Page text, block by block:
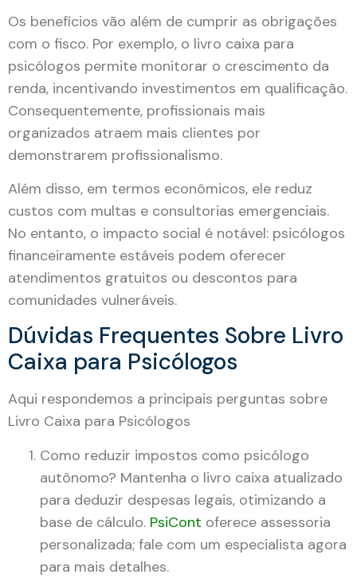
Os benefícios vão além de cumprir as obrigações
com o fisco. Por exemplo, o livro caixa para
psicólogos permite monitorar o crescimento da
renda, incentivando investimentos em qualificação.
Consequentemente, profissionais mais
organizados atraem mais clientes por
demonstrarem profissionalismo.
Além disso, em termos econômicos, ele reduz
custos com multas e consultorias emergenciais.
No entanto, o impacto social é notável: psicólogos
financeiramente estáveis podem oferecer
atendimentos gratuitos ou descontos para
comunidades vulneráveis.
Dúvidas Frequentes Sobre Livro
Caixa para Psicólogos
Aqui respondemos a principais perguntas sobre
Livro Caixa para Psicólogos
Como reduzir impostos como psicólogo
autônomo? Mantenha o livro caixa atualizado
para deduzir despesas legais, otimizando a
base de cálculo. PsiCont oferece assessoria
personalizada; fale com um especialista agora
para mais detalhes.